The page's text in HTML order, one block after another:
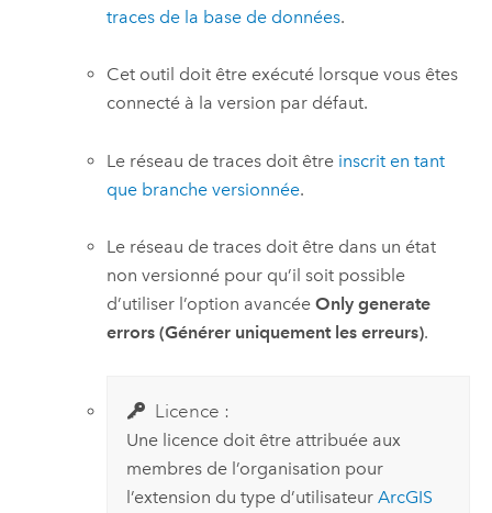
traces de la base de données.
Cet outil doit être exécuté lorsque vous êtes
connecté à la version par défaut.
Le réseau de traces doit être inscrit en tant
que branche versionnée.
Le réseau de traces doit être dans un état
non versionné pour qu’il soit possible
d’utiliser l’option avancéeOnly generate
errors (Générer uniquement les erreurs).
Licence :
Une licence doit être attribuée aux
membres de l’organisation pour
l’extension du type d’utilisateurArcGIS